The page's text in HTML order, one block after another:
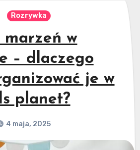
Rozrywka
marzeń w
– dlaczego
je w
planet?
4 maja, 2025